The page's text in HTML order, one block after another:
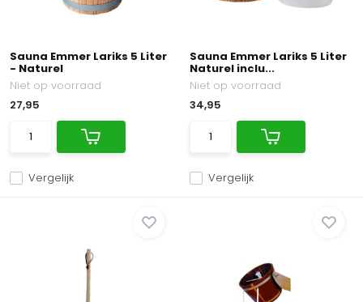
Sauna Emmer Lariks 5 Liter
- Naturel
Vergelijk
Niet op voorraad
27,95
Sauna Emmer Lariks 5 Liter
Naturel inclu...
Vergelijk
Niet op voorraad
34,95